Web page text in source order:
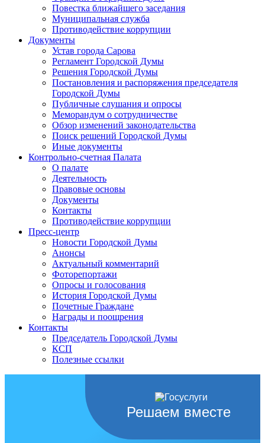
Повестка ближайшего заседания
Муниципальная служба
Противодействие коррупции
Документы
Устав города Сарова
Регламент Городской Думы
Решения Городской Думы
Постановления и распоряжения председателя
Городской Думы
Публичные слушания и опросы
Меморандум о сотрудничестве
Обзор изменений законодательства
Поиск решений Городской Думы
Иные документы
Контрольно-счетная Палата
О палате
Деятельность
Правовые основы
Документы
Контакты
Противодействие коррупции
Пресс-центр
Новости Городской Думы
Анонсы
Актуальный комментарий
Фоторепортажи
Опросы и голосования
История Городской Думы
Почетные Граждане
Награды и поощрения
Контакты
Председатель Городской Думы
КСП
Полезные ссылки
Решаем вместе